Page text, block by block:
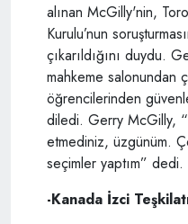
alınan McGilly'nin,
Kurulu’nun
çıkarıldığını duydu.
mahkeme salonundan
öğrencilerinden
diledi. Gerry McGilly,
etmediniz, üzgünüm.
seçimler yaptım” dedi.
-Kanada İzci